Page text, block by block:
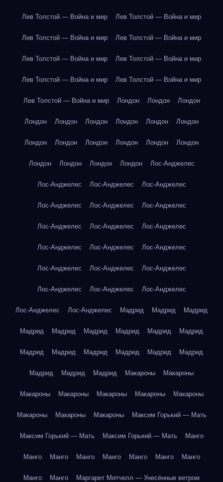
Лев Толстой — Война и мир Лев Толстой — Война и мир
Лев Толстой — Война и мир Лев Толстой — Война и мир
Лев Толстой — Война и мир Лев Толстой — Война и мир
Лев Толстой — Война и мир Лев Толстой — Война и мир
Лев Толстой — Война и мир Лондон Лондон Лондон
Лондон Лондон Лондон Лондон Лондон Лондон
Лондон Лондон Лондон Лондон Лондон Лондон
Лондон Лондон Лондон Лондон Лос-Анджелес
Лос-Анджелес Лос-Анджелес Лос-Анджелес
Лос-Анджелес Лос-Анджелес Лос-Анджелес
Лос-Анджелес Лос-Анджелес Лос-Анджелес
Лос-Анджелес Лос-Анджелес Лос-Анджелес
Лос-Анджелес Лос-Анджелес Лос-Анджелес
Лос-Анджелес Лос-Анджелес Лос-Анджелес
Лос-Анджелес Лос-Анджелес Мадрид Мадрид Мадрид
Мадрид Мадрид Мадрид Мадрид Мадрид Мадрид
Мадрид Мадрид Мадрид Мадрид Мадрид Мадрид
Мадрид Мадрид Мадрид Макароны Макароны
Макароны Макароны Макароны Макароны Макароны
Макароны Макароны Макароны Максим Горький — Мать
Максим Горький — Мать Максим Горький — Мать Манго
Манго Манго Манго Манго Манго Манго Манго
Манго Манго Маргарет Митчелл — Унесённые ветром